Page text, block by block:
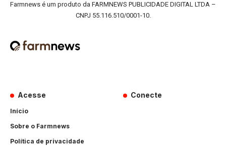
Farmnews é um produto da FARMNEWS PUBLICIDADE DIGITAL LTDA –
CNPJ 55.116.510/0001-10.
Acesse
Início
Sobre o Farmnews
Política de privacidade
Conecte